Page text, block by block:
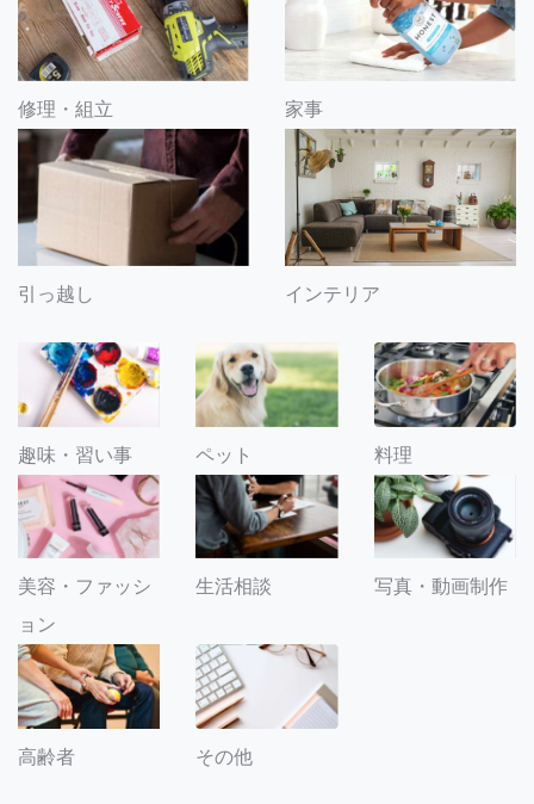
修理・組立 家事
引っ越し インテリア
趣味・習い事 ペット 料理
美容・ファッシ
ョン
生活相談 写真・動画制作
高齢者 その他